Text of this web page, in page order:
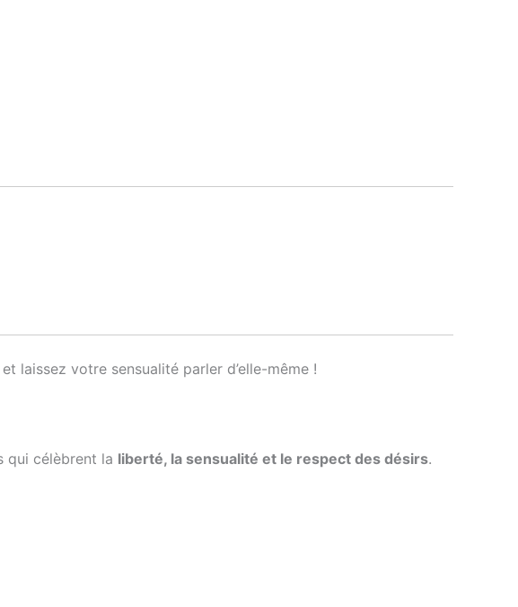
et laissez votre sensualité parler d’elle-même !
qui célèbrent la liberté, la sensualité et le respect des désirs.